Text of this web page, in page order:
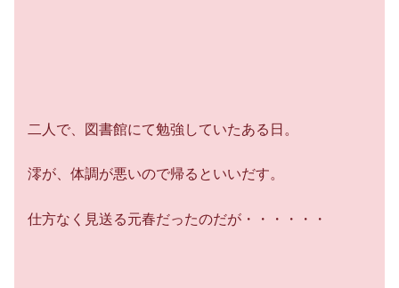
二人で、図書館にて勉強していたある日。
澪が、体調が悪いので帰るといいだす。
仕方なく見送る元春だったのだが・・・・・・